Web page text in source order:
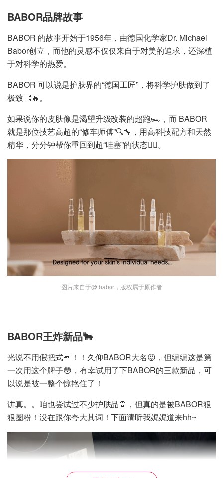
BABOR品牌故事
BABOR 的故事开始于1956年，由德国化学家Dr. Michael
Babor创立，而他的灵感不仅仅来自于对美的追求，还深植
于对科学的热爱。
BABOR 可以说是护肤界的“德国工匠”，将科学护肤做到了
极致👏🔥。
如果说你的皮肤像是渴望升级改装的超跑🏎️，而 BABOR
就是那位技艺高超的“修车师傅”🔍🔧，用高科技配方和天然
精华，分分钟帮你重回到超“哇塞”的状态😶‍🌫️。
图片来自于@ babor，版权属于原作者
BABOR王炸新品🐂
光说不用假把式🫵！！久仰BABOR大名😝，但编编这是第
一次用这个牌子😳，有幸试用了下BABOR的三款新品，可
以说是被一整个惊艳住了！
讲真。。咱也尝试过不少护肤品🙊，但真的是被BABOR狠
狠圈粉！没在跟你夸大其词！下面请听我娓娓道来hh~